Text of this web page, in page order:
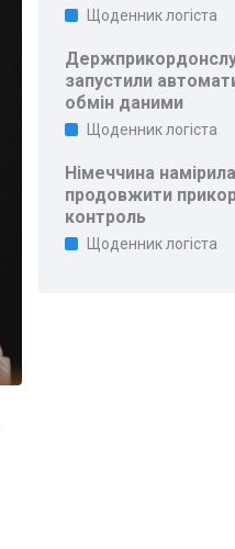
Щоденник логіста
запустили
обмін даними
Щоденник логіста
Німеччина намірила
продовжити
контроль
Щоденник логіста